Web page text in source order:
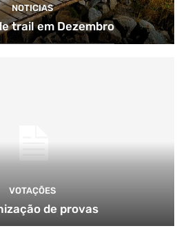
NOTICIAS
trail em Dezembro
VOTAÇÕES
de provas